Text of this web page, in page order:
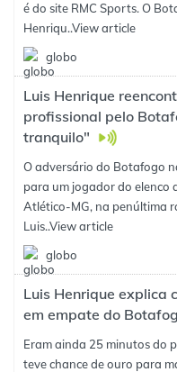
é do site RMC Sports. O
Henriqu..View article
globo
Luis Henrique
profissional pelo
tranquilo"
O adversário do Botafogo
para um jogador do elenco
Atlético-MG, na penúltima
Luis..View article
globo
Luis Henrique explica
em empate do
Eram ainda 25 minutos do
teve chance de ouro para